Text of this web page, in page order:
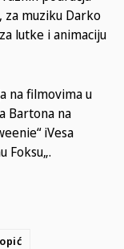
za muziku Darko
lutke i animaciju
na filmovima u
Bartona na
iVesa
Foksu„.